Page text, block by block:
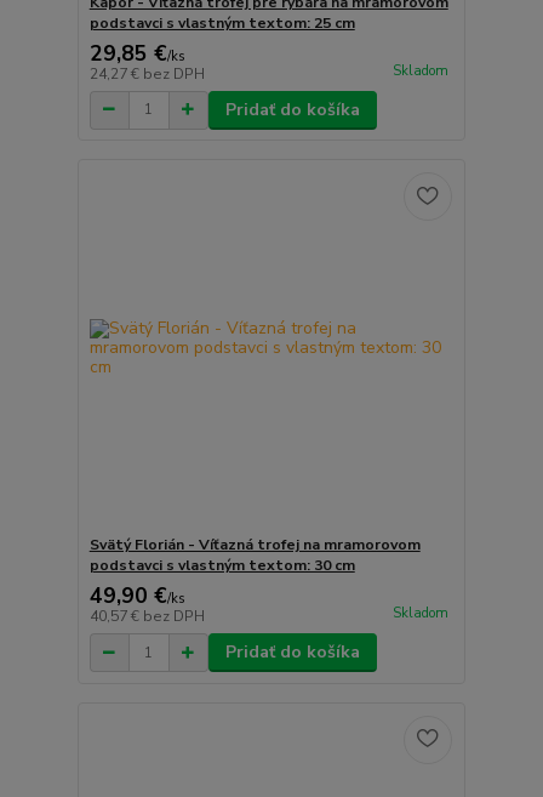
podstavci s vlastným textom: 25 cm
29,85 €/ks
24,27 € bez DPH Skladom
Pridať do košíka
Svätý Florián - Víťazná trofej na mramorovom
podstavci s vlastným textom: 30 cm
49,90 €/ks
40,57 € bez DPH Skladom
Pridať do košíka